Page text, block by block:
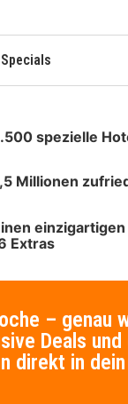
spezielle
Millionen
Extras
– genau
Deals
direkt in